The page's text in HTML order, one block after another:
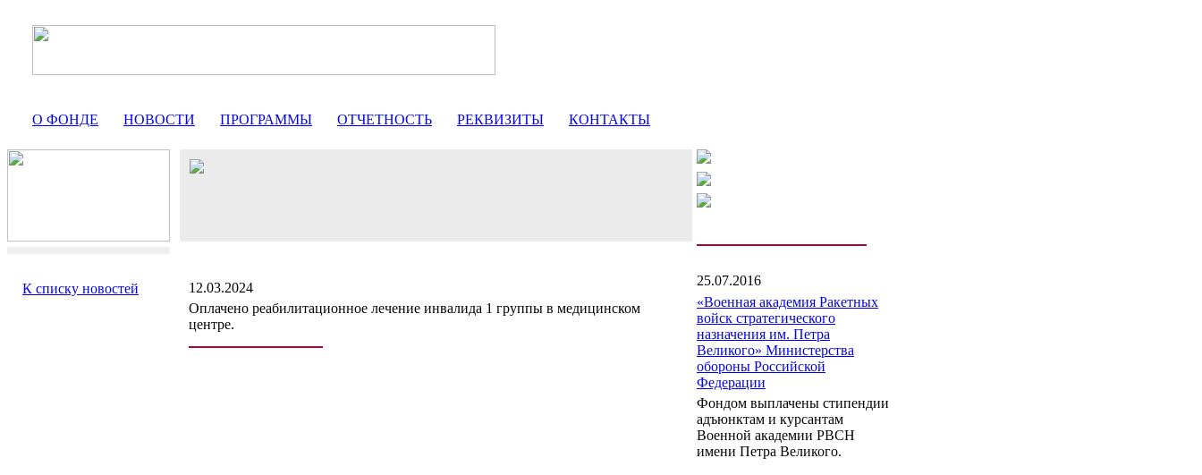
О ФОНДЕ НОВОСТИ ПРОГРАММЫ ОТЧЕТНОСТЬ РЕКВИЗИТЫ КОНТАКТЫ
К списку новостей
12.03.2024
Оплачено реабилитационное лечение инвалида 1 группы в медицинском
центре.
25.07.2016
«Военная академия Ракетных
войск стратегического
назначения им. Петра
Великого» Министерства
обороны Российской
Федерации
Фондом выплачены стипендии
адъюнктам и курсантам
Военной академии РВСН
имени Петра Великого.